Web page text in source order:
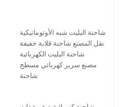
شاحنة البليت شبه الأوتوماتيكية
نقل المصنع شاحنة قلابة خفيفة
شاحنة البليت الكهربائية
مصنع سرير كهربائي مسطح
شاحنة